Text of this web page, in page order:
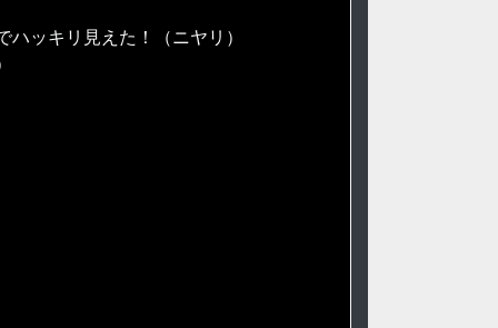
ッキリ見えた！（ニヤリ）